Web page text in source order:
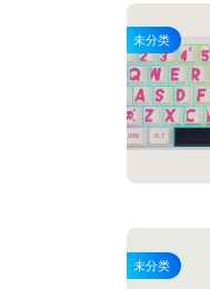
未分类
未分类